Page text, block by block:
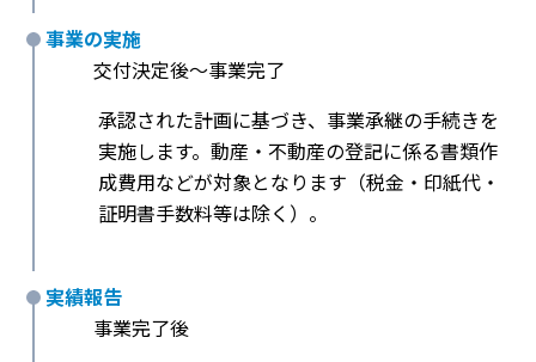
事業の実施
交付決定後〜事業完了
承認された計画に基づき、事業承継の手続きを
実施します。動産・不動産の登記に係る書類作
成費用などが対象となります（税金・印紙代・
証明書手数料等は除く）。
実績報告
事業完了後